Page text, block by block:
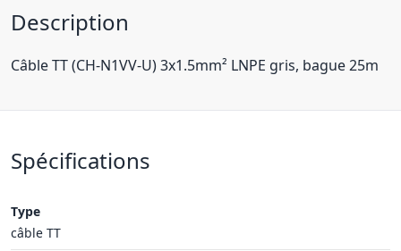
Description
Câble TT (CH-N1VV-U) 3x1.5mm² LNPE gris, bague 25m
Spécifications
Type
câble TT